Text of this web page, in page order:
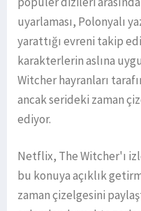
uyarlaması, Polonyalı
yarattığı evreni takip
karakterlerin aslına
Witcher hayranları
ancak serideki zaman
ediyor.
Netflix, The Witcher'ı
bu konuya açıklık
zaman çizelgesini